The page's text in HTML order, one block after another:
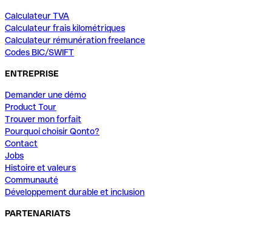
Calculateur TVA
Calculateur frais kilométriques
Calculateur rémunération freelance
Codes BIC/SWIFT
ENTREPRISE
Demander une démo
Product Tour
Trouver mon forfait
Pourquoi choisir Qonto?
Contact
Jobs
Histoire et valeurs
Communauté
Développement durable et inclusion
PARTENARIATS